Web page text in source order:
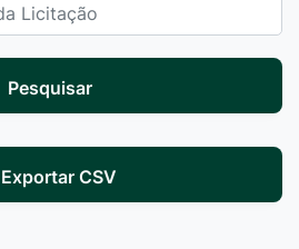
Pesquisar
Exportar CSV